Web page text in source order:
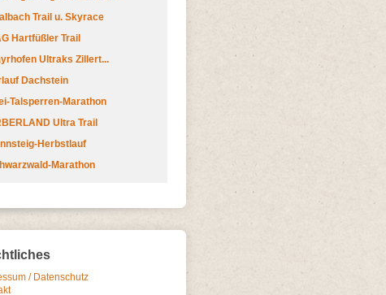
Trail u. Skyrace
Hartfüßler Trail
Ultraks Zillert...
Dachstein
Talsperren-Marathon
Ultra Trail
Herbstlauf
Marathon
/ Datenschutz